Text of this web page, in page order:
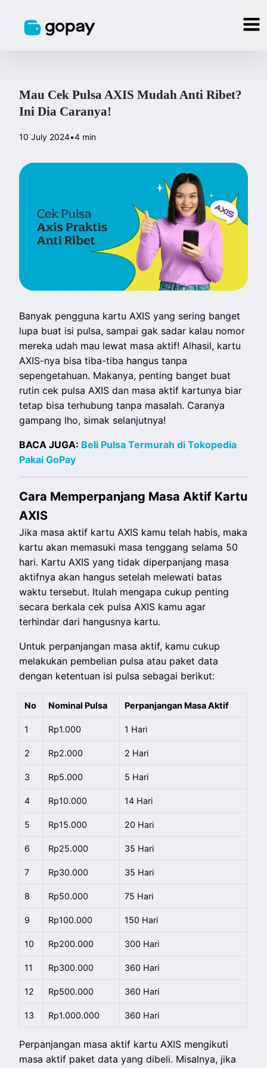
Mau Cek Pulsa AXIS Mudah Anti Ribet?
Ini Dia Caranya!
10 July 2024•4 min
Banyak pengguna kartu AXIS yang sering banget
lupa buat isi pulsa, sampai gak sadar kalau nomor
mereka udah mau lewat masa aktif! Alhasil, kartu
AXIS-nya bisa tiba-tiba hangus tanpa
sepengetahuan. Makanya, penting banget buat
rutin cek pulsa AXIS dan masa aktif kartunya biar
tetap bisa terhubung tanpa masalah. Caranya
gampang lho, simak selanjutnya!
BACA JUGA: Beli Pulsa Termurah di Tokopedia
Pakai GoPay
Cara Memperpanjang Masa Aktif Kartu
AXIS
Jika masa aktif kartu AXIS kamu telah habis, maka
kartu akan memasuki masa tenggang selama 50
hari. Kartu AXIS yang tidak diperpanjang masa
aktifnya akan hangus setelah melewati batas
waktu tersebut. Itulah mengapa cukup penting
secara berkala cek pulsa AXIS kamu agar
terhindar dari hangusnya kartu.
Untuk perpanjangan masa aktif, kamu cukup
melakukan pembelian pulsa atau paket data
dengan ketentuan isi pulsa sebagai berikut:
No Nominal Pulsa Perpanjangan Masa Aktif
1 Rp1.000 1 Hari
2 Rp2.000 2 Hari
3 Rp5.000 5 Hari
4 Rp10.000 14 Hari
5 Rp15.000 20 Hari
6 Rp25.000 35 Hari
7 Rp30.000 35 Hari
8 Rp50.000 75 Hari
9 Rp100.000 150 Hari
10 Rp200.000 300 Hari
11 Rp300.000 360 Hari
12 Rp500.000 360 Hari
13 Rp1.000.000 360 Hari
Perpanjangan masa aktif kartu AXIS mengikuti
masa aktif paket data yang dibeli. Misalnya, jika